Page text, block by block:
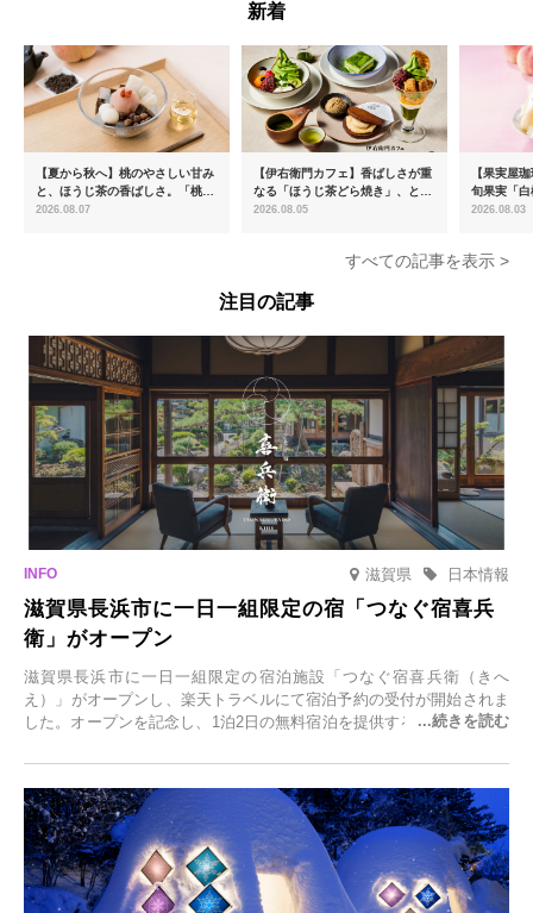
新着
【夏から秋へ】桃のやさしい甘み
と、ほうじ茶の香ばしさ。「桃と
ほうじ茶のあんみつ」を8月中旬
2026.08.07
【伊右衛門カフェ】香ばしさが重
なる「ほうじ茶どら焼き」、とろ
ける「宇治抹茶ティラミス」が新
2026.08.05
【果実屋
旬果実「
限定販売
2026.08.03
すべての記事を表示 >
注目の記事
滋賀県 日本情報
滋賀県長浜市に一日一組限定の宿「つなぐ宿喜兵
衛」がオープン
滋賀県長浜市に一日一組限定の宿泊施設「つなぐ宿喜兵衛（きへ
え）」がオープンし、楽天トラベルにて宿泊予約の受付が開始されま
した。オープンを記念し、1泊2日の無料宿泊を提供するキャンペーン
一組限定の宿だからこそ叶う、大切な人との特別な時間を体験いただ
けます。